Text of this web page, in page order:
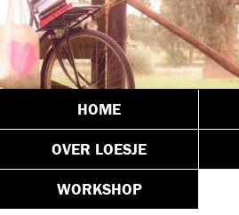
HOME
OVER LOESJE
WORKSHOP